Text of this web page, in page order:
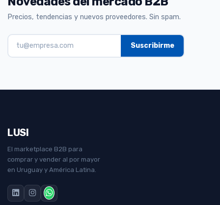
Precios, tendencias y nuevos proveedores. Sin spam.
LUSI
El marketplace B2B para
comprar y vender al por mayor
en Uruguay y América Latina.